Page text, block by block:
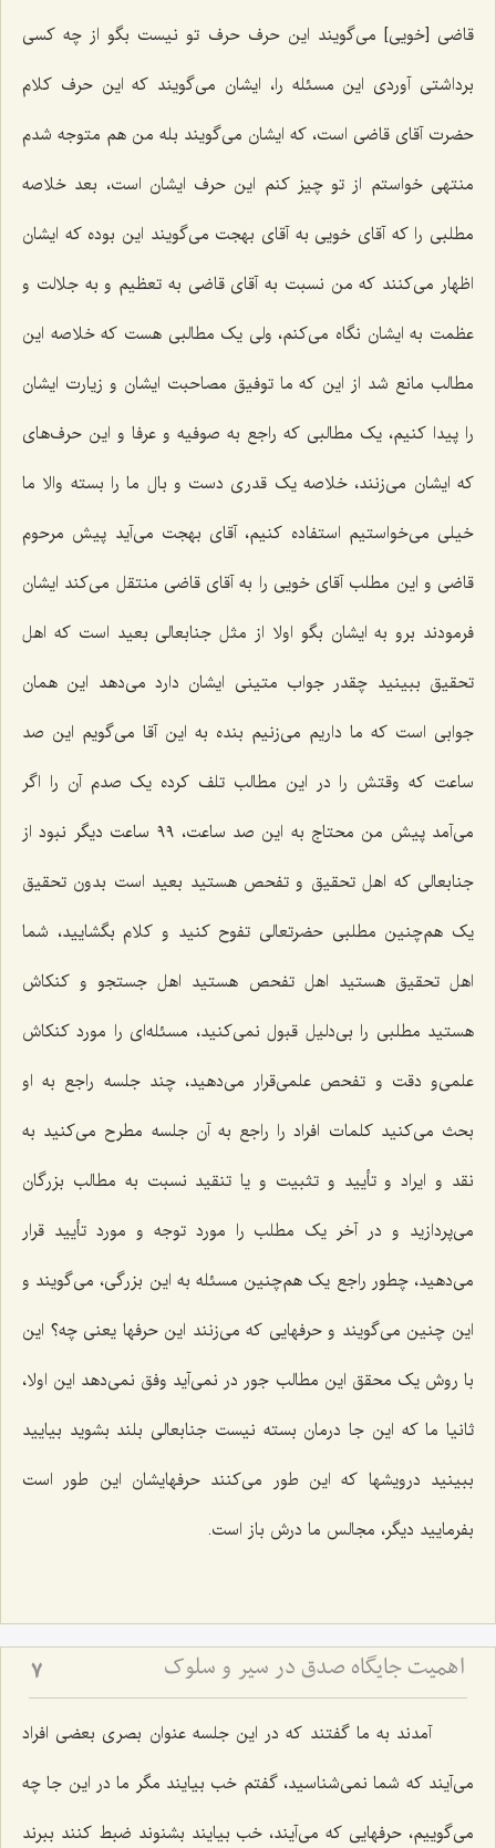
قاضی [خویی‌] می‌گویند این حرف حرف تو نیست بگو از چه کسی
برداشتی آوردی این مسئله را، ایشان می‌گویند که این حرف کلام
حضرت آقای قاضی است، که ایشان می‌گویند بله من هم متوجه شدم
منتهی خواستم از تو چیز کنم این حرف ایشان است، بعد خلاصه
مطلبی را که آقای خویی به آقای بهجت می‌گویند این بوده که ایشان
اظهار می‌کنند که من نسبت به آقای قاضی به تعظیم و به جلالت و
عظمت به ایشان نگاه می‌کنم، ولی یک مطالبی هست که خلاصه این
مطالب مانع شد از این که ما توفیق مصاحبت ایشان و زیارت ایشان
را پیدا کنیم، یک مطالبی که راجع به صوفیه و عرفا و این حرف‌های
که ایشان می‌زنند، خلاصه یک قدری دست و بال ما را بسته والا ما
خیلی می‌خواستیم استفاده کنیم، آقای بهجت می‌آید پیش مرحوم
قاضی و این مطلب آقای خویی را به آقای قاضی منتقل می‌کند ایشان
فرمودند برو به ایشان بگو اولا از مثل جنابعالی بعید است که اهل
تحقیق ببینید چقدر جواب متینی ایشان دارد می‌دهد این همان
جوابی است که ما داریم می‌زنیم بنده به این آقا می‌گویم این صد
ساعت که وقتش را در این مطالب تلف کرده یک صدم آن را اگر
می‌آمد پیش من محتاج به این صد ساعت، ٩٩ ساعت دیگر نبود از
جنابعالی که اهل تحقیق و تفحص هستید بعید است بدون تحقیق
یک هم‌چنین مطلبی حضرتعالی تفوح کنید و کلام بگشایید، شما
اهل تحقیق هستید اهل تفحص هستید اهل جستجو و کنکاش
هستید مطلبی را بی‌دلیل قبول نمی‌کنید، مسئله‌ای را مورد کنکاش
علمی‌و دقت و تفحص علمی‌قرار می‌دهید، چند جلسه راجع به او
بحث می‌کنید کلمات افراد را راجع به آن جلسه مطرح می‌کنید به
نقد و ایراد و تأیید و تثبیت و یا تنقید نسبت به مطالب بزرگان
می‌پردازید و در آخر یک مطلب را مورد توجه و مورد تأیید قرار
می‌دهید، چطور راجع یک هم‌چنین مسئله به این بزرگی، می‌گویند و
این چنین می‌گویند و حرفهایی که می‌زنند این حرفها یعنی چه؟ این
با روش یک محقق این مطالب جور در نمی‌آید وفق نمی‌دهد این اولا،
ثانیا ما که این جا درمان بسته نیست جنابعالی بلند بشوید بیایید
ببینید درویشها که این طور می‌کنند حرفهایشان این طور است
بفرمایید دیگر، مجالس ما درش باز است.
اهمیت جایگاه صدق در سیر و سلوک 7
آمدند به ما گفتند که در این جلسه عنوان بصری بعضی افراد
می‌آیند که شما نمی‌شناسید، گفتم خب بیایند مگر ما در این جا چه
می‌گوییم، حرفهایی که می‌آیند، خب بیایند بشنوند ضبط کنند ببرند